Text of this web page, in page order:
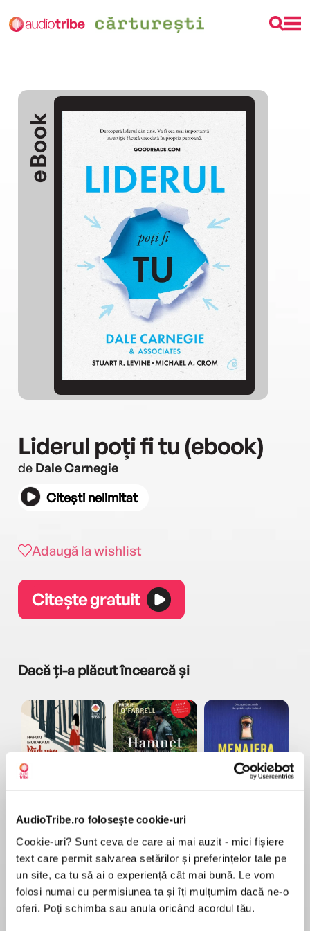
AudioTribe.ro folosește cookie-uri
Cookie-uri? Sunt ceva de care ai mai auzit - mici fișiere
text care permit salvarea setărilor și preferințelor tale pe
un site, ca tu să ai o experiență cât mai bună. Le vom
folosi numai cu permisiunea ta și îți mulțumim dacă ne-o
oferi. Poți schimba sau anula oricând acordul tău.
eBook
Liderul poți fi tu (ebook)
de Dale Carnegie
Citești nelimitat
Adaugă la wishlist
Citește gratuit
Dacă ți-a plăcut încearcă și
Elita de Argint (Elita